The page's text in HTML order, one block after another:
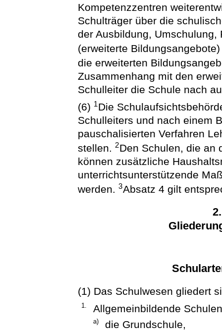
Kompetenzzentren
Schulträger über die
der Ausbildung,
(erweiterte
die erweiterten
Zusammenhang mit den
Schulleiter die Schule nach
(6) 1Die
Schulleiters und nach einem
pauschalisierten Verfahren
stellen.2Den Schulen, die an
können zusätzliche
unterrichtsunterstützende
werden.3Absatz 4 gilt
(1) Das Schulwesen gliedert
1. Allgemeinbildende Schulen
a) die Grundschule,